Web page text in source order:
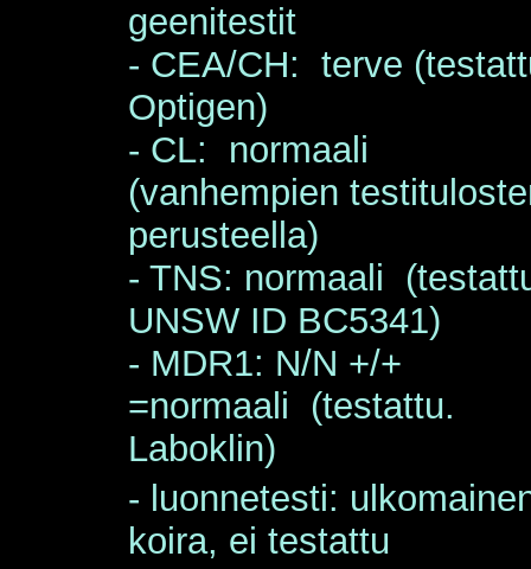
geenitestit
- CEA/CH: terve
Optigen)
- CL: normaali
(vanhempien
perusteella)
- TNS: normaali
UNSW ID BC5341)
- MDR1: N/N +/+
=normaali (testattu.
Laboklin)
- luonnetesti:
koira, ei testattu